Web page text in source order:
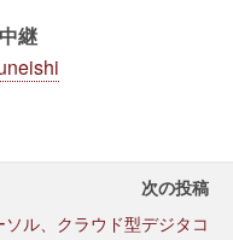
継
次の投稿
ソル、クラウド型デジタコ